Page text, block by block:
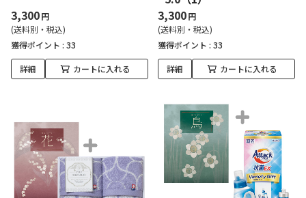
3,300円
(送料別・税込)
獲得ポイント : 33
詳細 カートに入れる
3,300円
(送料別・税込)
獲得ポイント : 33
詳細 カートに入れる